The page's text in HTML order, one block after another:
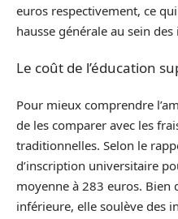
euros respectivement, ce
hausse générale au sein
Le coût de l’éducation
Pour mieux comprendre
de les comparer avec les
traditionnelles. Selon le
d’inscription universitaire
moyenne à 283 euros. Bien
inférieure, elle soulève des